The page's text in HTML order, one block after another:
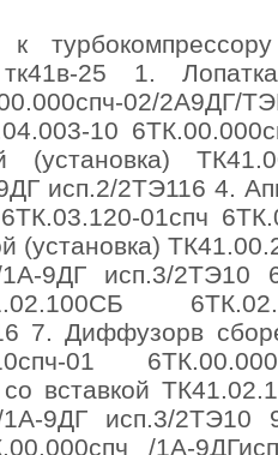
тк41в-25 1.
02/2А9ДГ/
10
(установка)
исп.2/2ТЭ116 4.
01спч
(установка)
1А-9ДГ исп.3/
7. Диффузорв
01
вставкой
1А-9ДГ исп.3/
/1А-